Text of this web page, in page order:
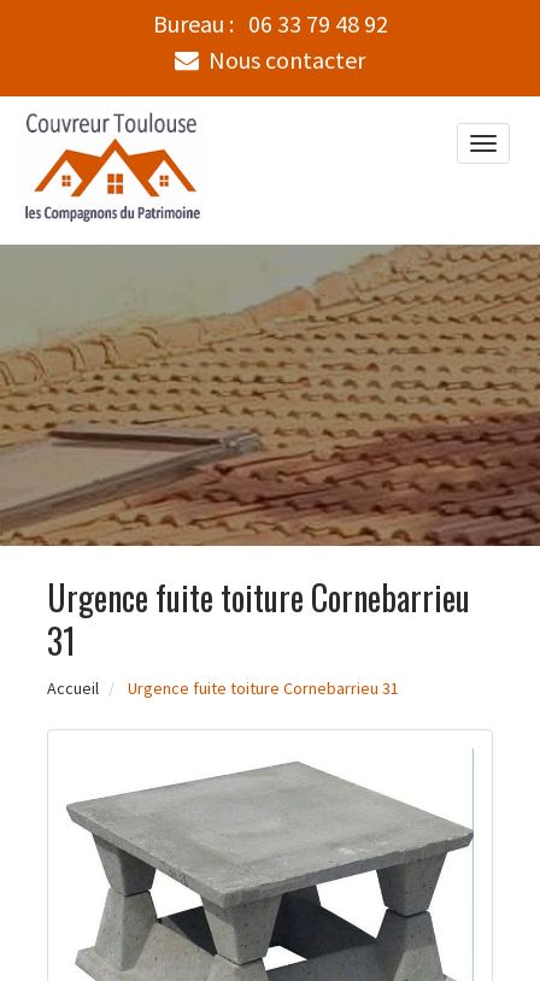
Bureau : 06 33 79 48 92
Nous contacter
Toggle
Urgence fuite toiture Cornebarrieu
31
Accueil Urgence fuite toiture Cornebarrieu 31